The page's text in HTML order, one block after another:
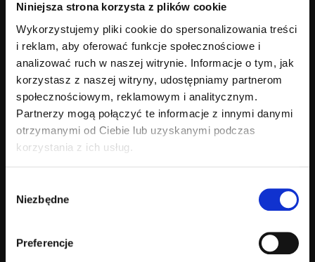
Niniejsza strona korzysta z plików cookie
Wykorzystujemy pliki cookie do spersonalizowania treści
i reklam, aby oferować funkcje społecznościowe i
analizować ruch w naszej witrynie. Informacje o tym, jak
korzystasz z naszej witryny, udostępniamy partnerom
społecznościowym, reklamowym i analitycznym.
Partnerzy mogą połączyć te informacje z innymi danymi
otrzymanymi od Ciebie lub uzyskanymi podczas
korzystania z ich usług.
zgody
Niezbędne
Preferencje
Szwedzka Clinic
oferujemy kompleksową
diagnostykę wzroku w Warszawie. Badania
wykonujemy przy użyciu zaawansowanego sprzętu, co
zapewnia wysoką dokładność i szybkie wyniki. Nasi
doświadczeni specjaliści dbają o komfort
i bezpieczeństwo pacjenta na każdym etapie diagnostyki.
Dzięki takiemu podejściu możliwe jest szybkie
rozpoznanie problemów i rozpoczęcie odpowiedniego
leczenia, co pozwala chronić wzrok na długie lata.